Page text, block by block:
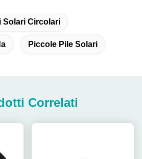
Solari Circolari
Piccole Pile Solari
Correlati